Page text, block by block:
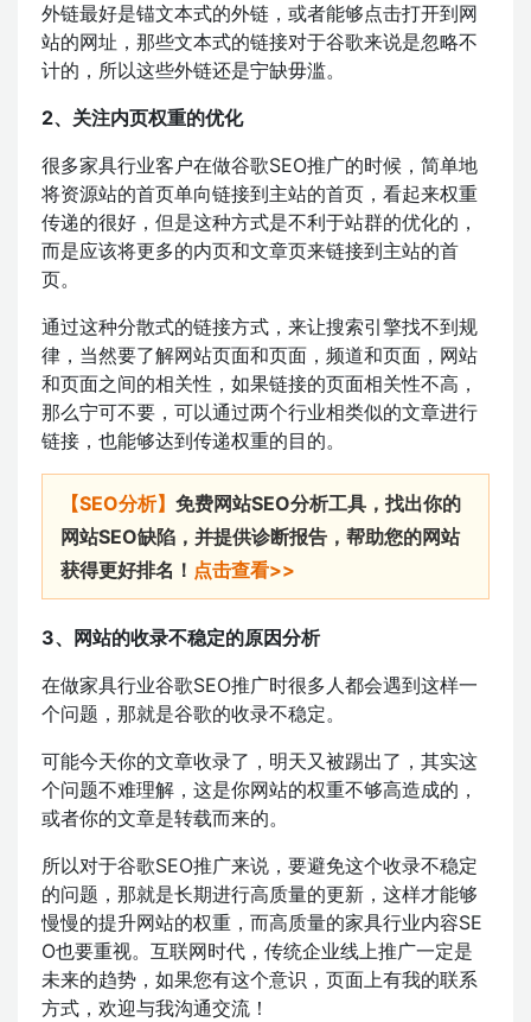
外链最好是锚文本式的外链，或者能够点击打开到网
站的网址，那些文本式的链接对于谷歌来说是忽略不
计的，所以这些外链还是宁缺毋滥。
2、关注内页权重的优化
很多家具行业客户在做谷歌SEO推广的时候，简单地
将资源站的首页单向链接到主站的首页，看起来权重
传递的很好，但是这种方式是不利于站群的优化的，
而是应该将更多的内页和文章页来链接到主站的首
页。
通过这种分散式的链接方式，来让搜索引擎找不到规
律，当然要了解网站页面和页面，频道和页面，网站
和页面之间的相关性，如果链接的页面相关性不高，
那么宁可不要，可以通过两个行业相类似的文章进行
链接，也能够达到传递权重的目的。
【SEO分析】 免费网站SEO分析工具，找出你的
网站SEO缺陷，并提供诊断报告，帮助您的网站
获得更好排名！ 点击查看>>
3、网站的收录不稳定的原因分析
在做家具行业谷歌SEO推广时很多人都会遇到这样一
个问题，那就是谷歌的收录不稳定。
可能今天你的文章收录了，明天又被踢出了，其实这
个问题不难理解，这是你网站的权重不够高造成的，
或者你的文章是转载而来的。
所以对于谷歌SEO推广来说，要避免这个收录不稳定
的问题，那就是长期进行高质量的更新，这样才能够
慢慢的提升网站的权重，而高质量的家具行业内容SE
O也要重视。互联网时代，传统企业线上推广一定是
未来的趋势，如果您有这个意识，页面上有我的联系
方式，欢迎与我沟通交流！